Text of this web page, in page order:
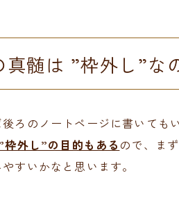
髄は ”枠外し”な
ろのノートページに書いても
外し”の目的もある ので、ま
すいかなと思います。